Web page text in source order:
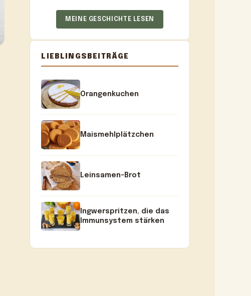
MEINE GESCHICHTE LESEN
LIEBLINGSBEITRÄGE
Orangenkuchen
Maismehlplätzchen
Leinsamen-Brot
Ingwerspritzen, die das
Immunsystem stärken